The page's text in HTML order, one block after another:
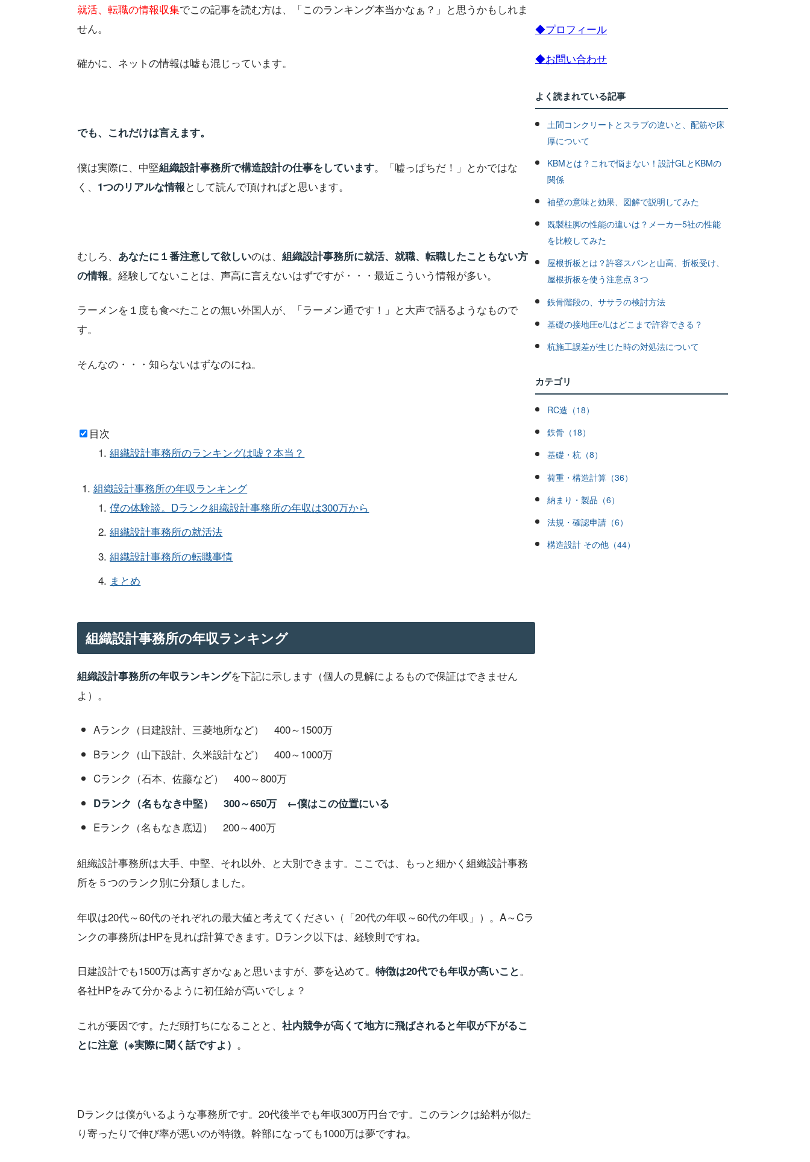
就活、転職の情報収集でこの記事を読む方は、「このランキング本当かなぁ？」と思うかもしれま
せん。
確かに、ネットの情報は嘘も混じっています。
でも、これだけは言えます。
僕は実際に、中堅組織設計事務所で構造設計の仕事をしています。「嘘っぱちだ！」とかではな
く、 1つのリアルな情報として読んで頂ければと思います。
むしろ、 あなたに１番注意して欲しいのは、 組織設計事務所に就活、就職、転職したこともない方
の情報。経験してないことは、声高に言えないはずですが・・・最近こういう情報が多い。
ラーメンを１度も食べたことの無い外国人が、「ラーメン通です！」と大声で語るようなもので
す。
そんなの・・・知らないはずなのにね。
目次
組織設計事務所のランキングは嘘？本当？
組織設計事務所の年収ランキング
僕の体験談。Dランク組織設計事務所の年収は300万から
組織設計事務所の就活法
組織設計事務所の転職事情
まとめ
組織設計事務所の年収ランキング
組織設計事務所の年収ランキングを下記に示します（個人の見解によるもので保証はできません
よ）。
Aランク（日建設計、三菱地所など） 400～1500万
Bランク（山下設計、久米設計など） 400～1000万
Cランク（石本、佐藤など） 400～800万
Dランク（名もなき中堅） 300～650万 ←僕はこの位置にいる
Eランク（名もなき底辺） 200～400万
組織設計事務所は大手、中堅、それ以外、と大別できます。ここでは、もっと細かく組織設計事務
所を５つのランク別に分類しました。
年収は20代～60代のそれぞれの最大値と考えてください（「20代の年収～60代の年収」）。A～Cラ
ンクの事務所はHPを見れば計算できます。Dランク以下は、経験則ですね。
日建設計でも1500万は高すぎかなぁと思いますが、夢を込めて。 特徴は20代でも年収が高いこと。
各社HPをみて分かるように初任給が高いでしょ？
これが要因です。ただ頭打ちになることと、 社内競争が高くて地方に飛ばされると年収が下がるこ
とに注意（※実際に聞く話ですよ） 。
Dランクは僕がいるような事務所です。20代後半でも年収300万円台です。このランクは給料が似た
り寄ったりで伸び率が悪いのが特徴。幹部になっても1000万は夢ですね。
◆プロフィール
◆お問い合わせ
よく読まれている記事
土間コンクリートとスラブの違いと、配筋や床
厚について
KBMとは？これで悩まない！設計GLとKBMの
関係
袖壁の意味と効果、図解で説明してみた
既製柱脚の性能の違いは？メーカー5社の性能
を比較してみた
屋根折板とは？許容スパンと山高、折板受け、
屋根折板を使う注意点３つ
鉄骨階段の、ササラの検討方法
基礎の接地圧e/Lはどこまで許容できる？
杭施工誤差が生じた時の対処法について
カテゴリ
RC造（18）
鉄骨（18）
基礎・杭（8）
荷重・構造計算（36）
納まり・製品（6）
法規・確認申請（6）
構造設計 その他（44）